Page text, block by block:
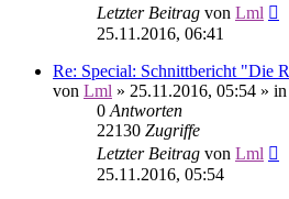
Letzter Beitrag von Lml
25.11.2016, 06:41
Re: Special: Schnittbericht "Die
von Lml » 25.11.2016, 05:54 » in
0 Antworten
22130 Zugriffe
Letzter Beitrag von Lml
25.11.2016, 05:54